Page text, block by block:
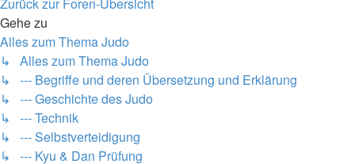
Gehe zu
Alles zum Thema Judo
↳ Alles zum Thema Judo
↳ --- Begriffe und deren Übersetzung und Erklärung
↳ --- Geschichte des Judo
↳ --- Technik
↳ --- Selbstverteidigung
↳ --- Kyu & Dan Prüfung